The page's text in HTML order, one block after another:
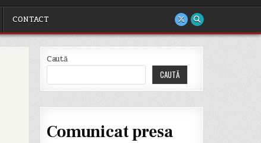
CONTACT
Caută
CAUTĂ
Comunicat presa